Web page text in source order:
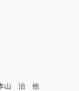
本山 治 他